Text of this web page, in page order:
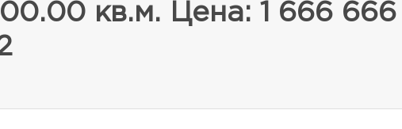
кв.м. Цена: 1 666